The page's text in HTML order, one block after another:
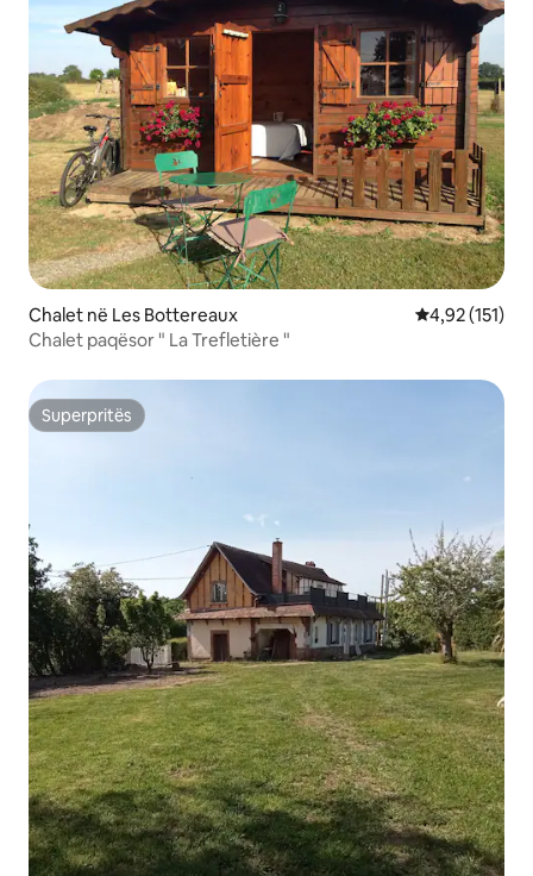
Chalet në Les Bottereaux Vlerësimi
4,92 (151)
Chalet paqësor " La Trefletière "
Superpritës
Superpritës